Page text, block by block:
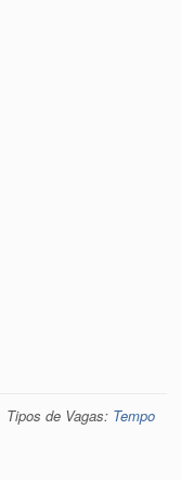
Tipos de Vagas: Tempo